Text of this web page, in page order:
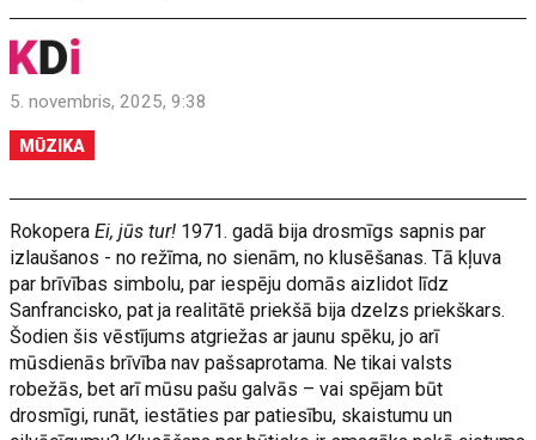
5. novembris, 2025, 9:38
MŪZIKA
RokoperaEi, jūs tur! 1971. gadā bija drosmīgs sapnis par
izlaušanos - no režīma, no sienām, no klusēšanas. Tā kļuva
par brīvības simbolu, par iespēju domās aizlidot līdz
Sanfrancisko, pat ja realitātē priekšā bija dzelzs priekškars.
Šodien šis vēstījums atgriežas ar jaunu spēku, jo arī
mūsdienās brīvība nav pašsaprotama. Ne tikai valsts
robežās, bet arī mūsu pašu galvās – vai spējam būt
drosmīgi, runāt, iestāties par patiesību, skaistumu un